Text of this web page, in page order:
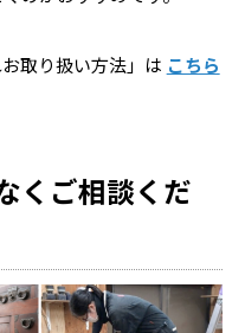
取り扱い方法」は こちら
くご相談くだ